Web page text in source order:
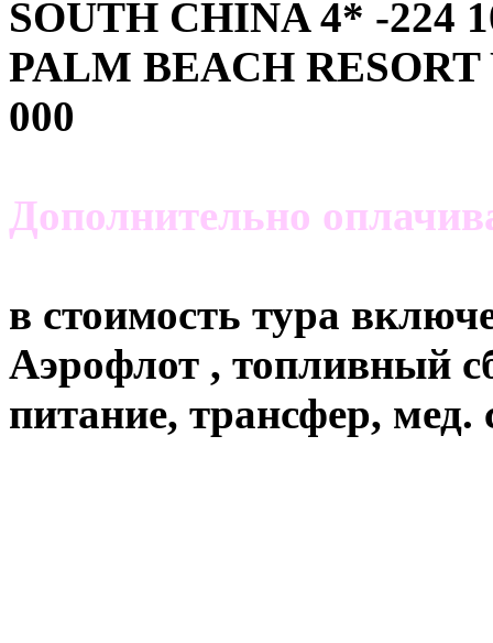
SOUTH CHINA 4* -224
PALM BEACH
000
Дополнительно
в стоимость тура
Аэрофлот , топливный
питание, трансфер, мед.